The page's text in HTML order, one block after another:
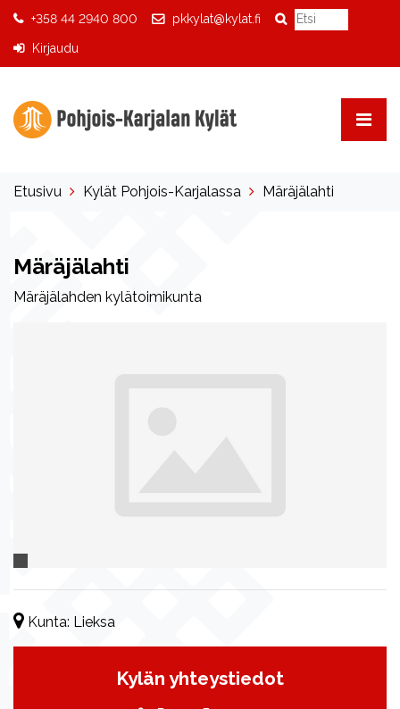
+358 44 2940 800 pkkylat@kylat.fi
Kirjaudu
Etusivu Kylät Pohjois-Karjalassa Märäjälahti
Märäjälahti
Märäjälahden kylätoimikunta
Kunta: Lieksa
Kylän yhteystiedot